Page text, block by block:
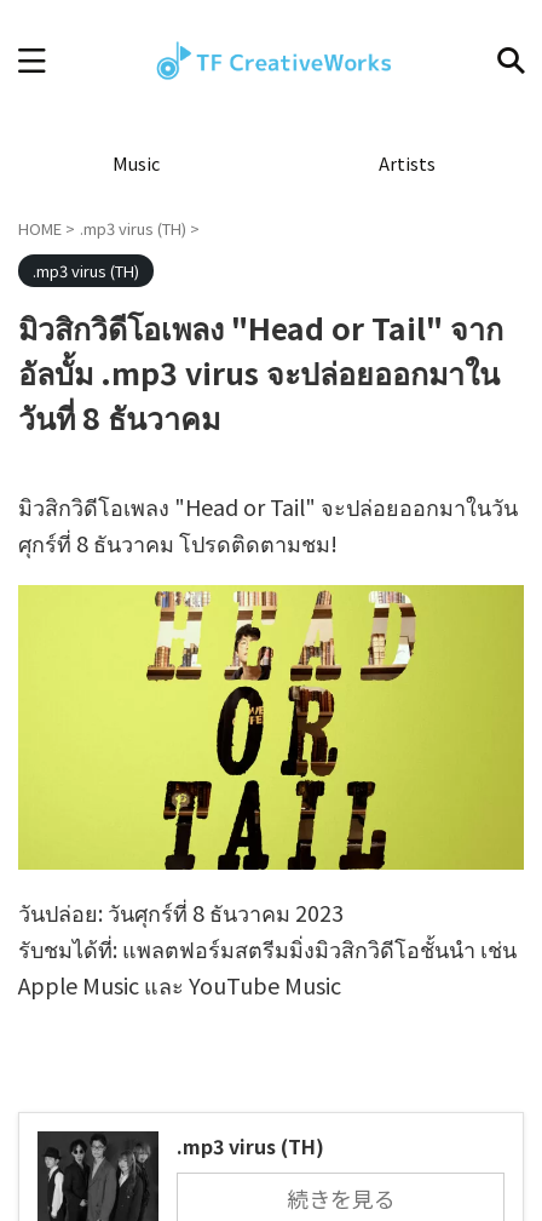
Music Artists
HOME > .mp3 virus (TH) >
.mp3 virus (TH)
มิวสิกวิดีโอเพลง "Head or Tail" จาก
อัลบั้ม .mp3 virus จะปล่อยออกมาใน
วันที่ 8 ธันวาคม
มิวสิกวิดีโอเพลง "Head or Tail" จะปล่อยออกมาในวัน
ศุกร์ที่ 8 ธันวาคม โปรดติดตามชม!
วันปล่อย: วันศุกร์ที่ 8 ธันวาคม 2023
รับชมได้ที่: แพลตฟอร์มสตรีมมิ่งมิวสิกวิดีโอชั้นนำ เช่น
Apple Music และ YouTube Music
.mp3 virus (TH)
続きを見る